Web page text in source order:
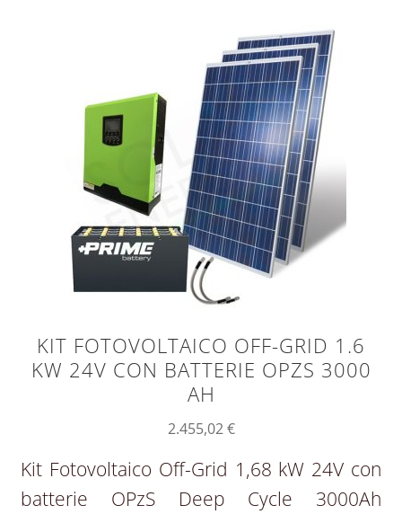
KIT FOTOVOLTAICO OFF-GRID 1.6
KW 24V CON BATTERIE OPZS 3000
AH
2.455,02€
Kit Fotovoltaico Off-Grid 1,68 kW 24V con
batterie OPzS Deep Cycle 3000Ah